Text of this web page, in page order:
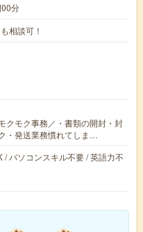
分
相談可！
クモク事務／・書類の開封・封
・発送業務慣れてしま…
/ パソコンスキル不要 / 英語力不